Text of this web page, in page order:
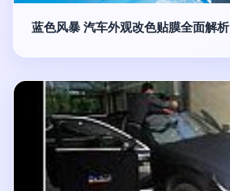
蓝色风暴 汽车外观改色贴膜全面解析